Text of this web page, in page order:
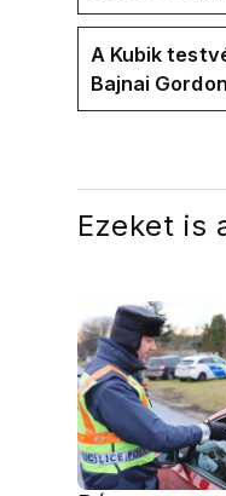
International
A Kubik
Bajnai
az ECDA-n
Ezeket is